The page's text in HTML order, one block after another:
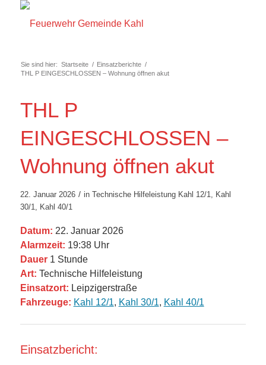
Sie sind hier: Startseite / Einsatzberichte /
THL P EINGESCHLOSSEN – Wohnung öffnen akut
THL P
EINGESCHLOSSEN –
Wohnung öffnen akut
22. Januar 2026 / in Technische Hilfeleistung Kahl 12/1, Kahl
30/1, Kahl 40/1
Datum: 22. Januar 2026
Alarmzeit: 19:38 Uhr
Dauer1 Stunde
Art: Technische Hilfeleistung
Einsatzort: Leipzigerstraße
Fahrzeuge: Kahl 12/1, Kahl 30/1, Kahl 40/1
Einsatzbericht: